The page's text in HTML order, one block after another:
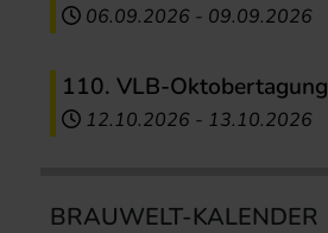
06.09.2026 - 09.09.2026
110. VLB-Oktobertagung
12.10.2026 - 13.10.2026
BRAUWELT-KALENDER